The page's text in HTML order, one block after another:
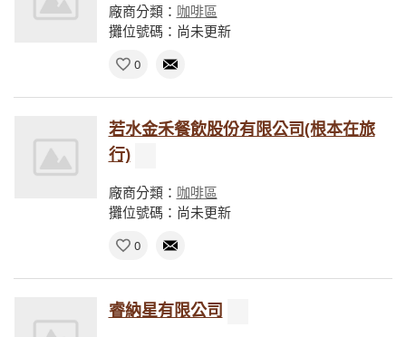
廠商分類： 咖啡區
攤位號碼：尚未更新
0
若水金禾餐飲股份有限公司(根本在旅
行)
廠商分類： 咖啡區
攤位號碼：尚未更新
0
睿納星有限公司